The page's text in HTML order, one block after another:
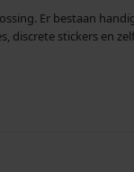
Er bestaan
discrete stickers en